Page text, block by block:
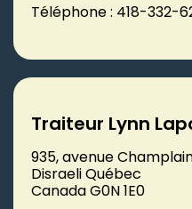
Téléphone : 418-332-
Traiteur Lynn
935, avenue
Disraeli Québec
Canada G0N 1E0